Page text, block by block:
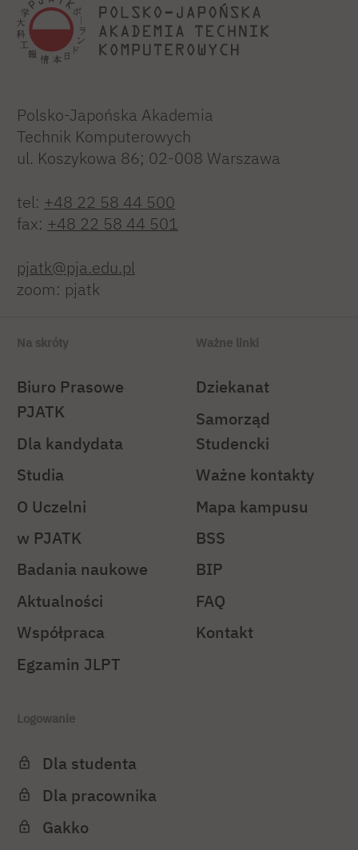
Polsko-Japońska Akademia
Technik Komputerowych
ul. Koszykowa 86; 02-008 Warszawa
tel: +48 22 58 44 500
fax: +48 22 58 44 501
pjatk@pja.edu.pl
zoom: pjatk
Na skróty
Biuro Prasowe
PJATK
Dla kandydata
Studia
O Uczelni
w PJATK
Badania naukowe
Aktualności
Współpraca
Egzamin JLPT
Ważne linki
Dziekanat
Samorząd
Studencki
Ważne kontakty
Mapa kampusu
BSS
BIP
FAQ
Kontakt
Logowanie
Dla studenta
Dla pracownika
Gakko